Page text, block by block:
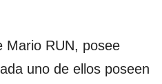
Mario RUN, posee
uno de ellos poseen